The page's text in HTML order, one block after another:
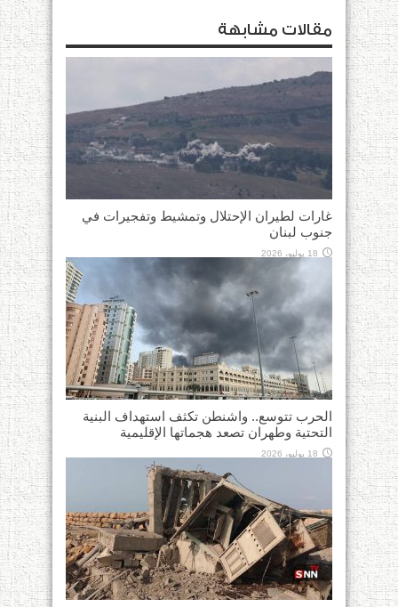
مقالات مشابهة
غارات لطيران الإحتلال وتمشيط وتفجيرات في
جنوب لبنان
18 يوليو، 2026
الحرب تتوسع.. واشنطن تكثف استهداف البنية
التحتية وطهران تصعد هجماتها الإقليمية
18 يوليو، 2026